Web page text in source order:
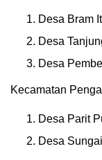
Desa Bram
Desa
Desa
Kecamatan
Desa Parit
Desa